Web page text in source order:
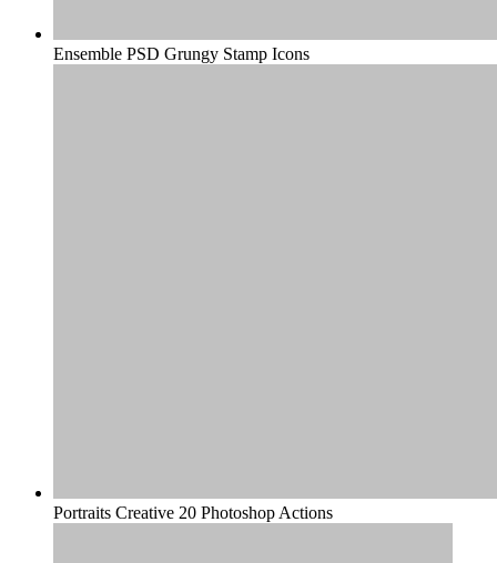
Ensemble PSD Grungy Stamp Icons
Portraits Creative 20 Photoshop Actions